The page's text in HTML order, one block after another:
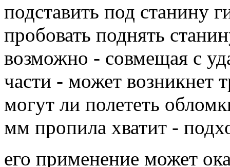
подставить под станину
пробовать поднять
возможно - совмещая с
части - может возникнет
могут ли полететь
мм пропила хватит -
его применение может